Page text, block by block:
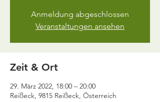
Anmeldung abgeschlossen
Veranstaltungen ansehen
Zeit & Ort
29. März 2022, 18:00 – 20:00
Reißeck, 9815 Reißeck, Österreich